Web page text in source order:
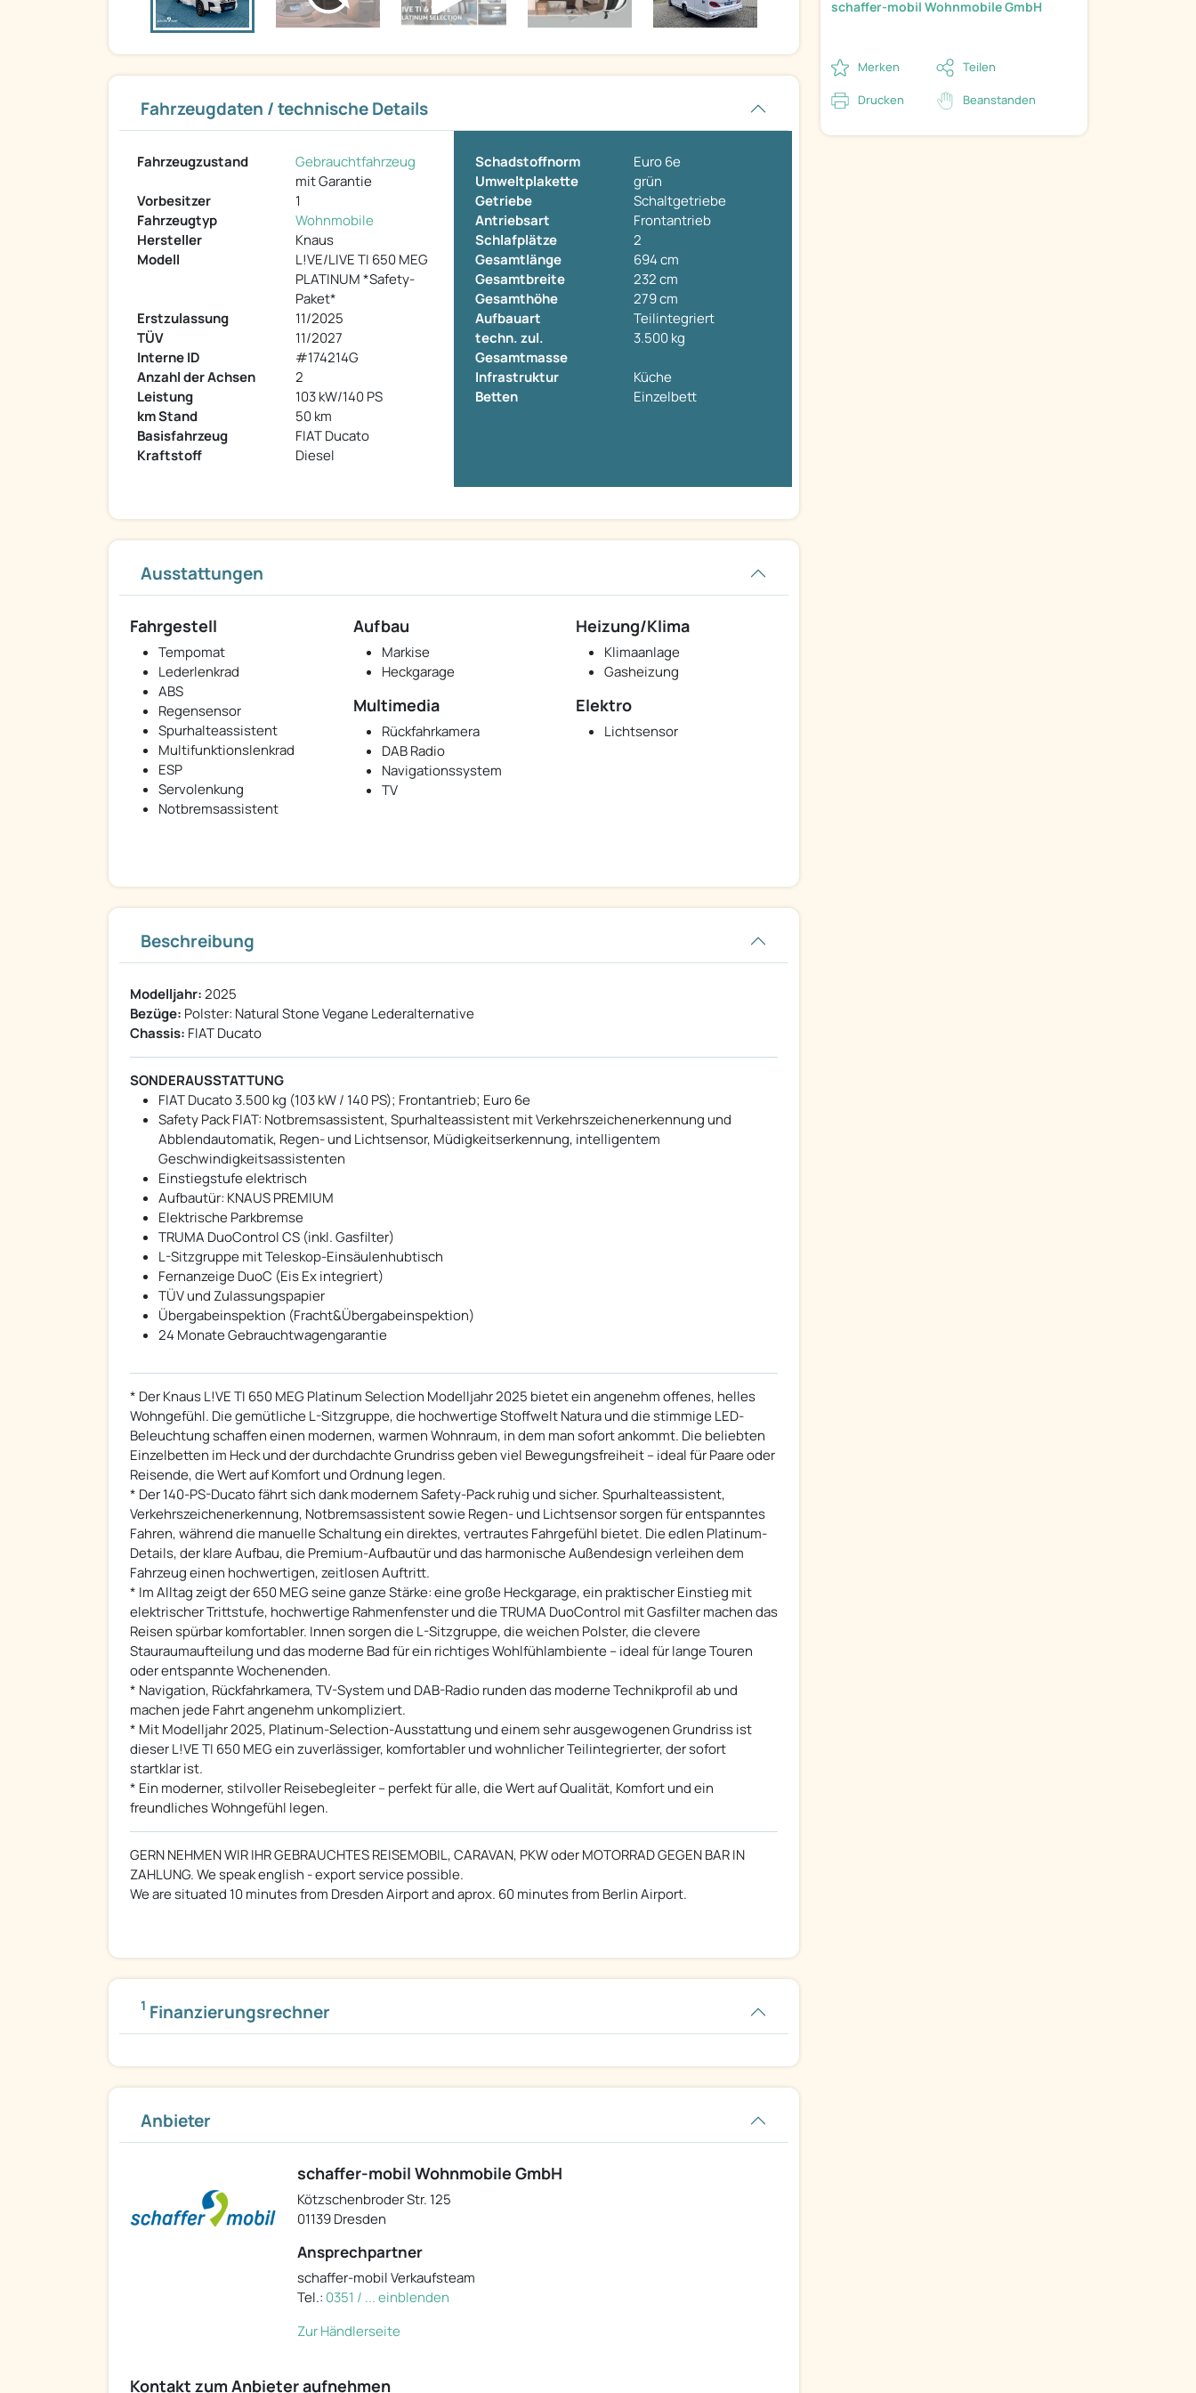
Fahrzeugdaten / technische Details
Fahrzeugzustand
Gebrauchtfahrzeug
mit Garantie
Vorbesitzer
1
Fahrzeugtyp
Wohnmobile
Hersteller
Knaus
Modell
L!VE/LIVE TI 650 MEG
PLATINUM *Safety-
Paket*
Erstzulassung
11/2025
TÜV
11/2027
Interne ID
#174214G
Anzahl der Achsen
2
Leistung
103 kW/140 PS
km Stand
50 km
Basisfahrzeug
FIAT Ducato
Kraftstoff
Diesel
Schadstoffnorm
Euro 6e
Umweltplakette
grün
Getriebe
Schaltgetriebe
Antriebsart
Frontantrieb
Schlafplätze
2
Gesamtlänge
694 cm
Gesamtbreite
232 cm
Gesamthöhe
279 cm
Aufbauart
Teilintegriert
techn. zul.
Gesamtmasse
3.500 kg
Infrastruktur
Küche
Betten
Einzelbett
Ausstattungen
Fahrgestell
Tempomat
Lederlenkrad
ABS
Regensensor
Spurhalteassistent
Multifunktionslenkrad
ESP
Servolenkung
Notbremsassistent
Aufbau
Markise
Heckgarage
Heizung/Klima
Klimaanlage
Gasheizung
Multimedia
Rückfahrkamera
DAB Radio
Navigationssystem
TV
Elektro
Lichtsensor
Beschreibung
Modelljahr:2025
Bezüge: Polster: Natural Stone Vegane Lederalternative
Chassis: FIAT Ducato
SONDERAUSSTATTUNG
FIAT Ducato 3.500 kg (103 kW / 140 PS); Frontantrieb; Euro 6e
Safety Pack FIAT: Notbremsassistent, Spurhalteassistent mit Verkehrszeichenerkennung und
Abblendautomatik, Regen- und Lichtsensor, Müdigkeitserkennung, intelligentem
Geschwindigkeitsassistenten
Einstiegstufe elektrisch
Aufbautür: KNAUS PREMIUM
Elektrische Parkbremse
TRUMA DuoControl CS (inkl. Gasfilter)
L-Sitzgruppe mit Teleskop-Einsäulenhubtisch
Fernanzeige DuoC (Eis Ex integriert)
TÜV und Zulassungspapier
Übergabeinspektion (Fracht&Übergabeinspektion)
24 Monate Gebrauchtwagengarantie
* Der Knaus L!VE TI 650 MEG Platinum Selection Modelljahr 2025 bietet ein angenehm offenes, helles
Wohngefühl. Die gemütliche L-Sitzgruppe, die hochwertige Stoffwelt Natura und die stimmige LED-
Beleuchtung schaffen einen modernen, warmen Wohnraum, in dem man sofort ankommt. Die beliebten
Einzelbetten im Heck und der durchdachte Grundriss geben viel Bewegungsfreiheit – ideal für Paare oder
Reisende, die Wert auf Komfort und Ordnung legen.
* Der 140-PS-Ducato fährt sich dank modernem Safety-Pack ruhig und sicher. Spurhalteassistent,
Verkehrszeichenerkennung, Notbremsassistent sowie Regen- und Lichtsensor sorgen für entspanntes
Fahren, während die manuelle Schaltung ein direktes, vertrautes Fahrgefühl bietet. Die edlen Platinum-
Details, der klare Aufbau, die Premium-Aufbautür und das harmonische Außendesign verleihen dem
Fahrzeug einen hochwertigen, zeitlosen Auftritt.
* Im Alltag zeigt der 650 MEG seine ganze Stärke: eine große Heckgarage, ein praktischer Einstieg mit
elektrischer Trittstufe, hochwertige Rahmenfenster und die TRUMA DuoControl mit Gasfilter machen das
Reisen spürbar komfortabler. Innen sorgen die L-Sitzgruppe, die weichen Polster, die clevere
Stauraumaufteilung und das moderne Bad für ein richtiges Wohlfühlambiente – ideal für lange Touren
oder entspannte Wochenenden.
* Navigation, Rückfahrkamera, TV-System und DAB-Radio runden das moderne Technikprofil ab und
machen jede Fahrt angenehm unkompliziert.
* Mit Modelljahr 2025, Platinum-Selection-Ausstattung und einem sehr ausgewogenen Grundriss ist
dieser L!VE TI 650 MEG ein zuverlässiger, komfortabler und wohnlicher Teilintegrierter, der sofort
startklar ist.
* Ein moderner, stilvoller Reisebegleiter – perfekt für alle, die Wert auf Qualität, Komfort und ein
freundliches Wohngefühl legen.
GERN NEHMEN WIR IHR GEBRAUCHTES REISEMOBIL, CARAVAN, PKW oder MOTORRAD GEGEN BAR IN
ZAHLUNG. We speak english - export service possible.
We are situated 10 minutes from Dresden Airport and aprox. 60 minutes from Berlin Airport.
1 Finanzierungsrechner
Anbieter
schaffer-mobil Wohnmobile GmbH
Kötzschenbroder Str. 125
01139 Dresden
Ansprechpartner
schaffer-mobil Verkaufsteam
Tel.: 0351 / ... einblenden
Zur Händlerseite
Kontakt zum Anbieter aufnehmen
schaffer-mobil Wohnmobile GmbH
Merken Teilen
Drucken Beanstanden